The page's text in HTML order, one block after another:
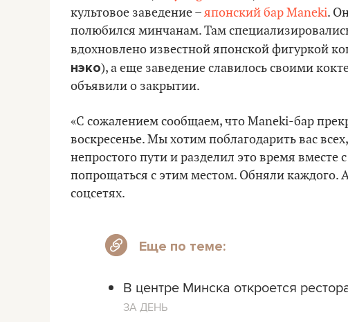
культовое заведение –японский бар Maneki.
полюбился минчанам. Там
вдохновлено известной японской фигуркой
нэко), а еще заведение славилось своими
объявили о закрытии.
«С сожалением сообщаем, что Maneki-бар
воскресенье. Мы хотим поблагодарить вас
непростого пути и разделил это время вместе
попрощаться с этим местом. Обняли каждого.
соцсетях.
Еще по теме:
В центре Минска откроется
ЗА ДЕНЬ